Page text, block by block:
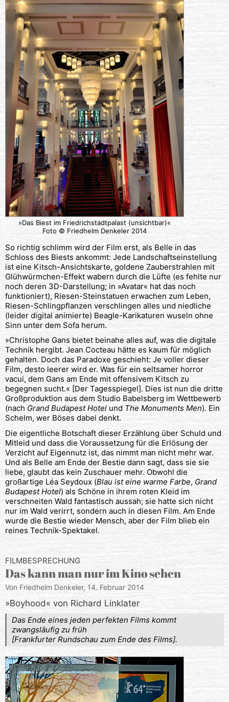
»Das Biest im Friedrichstadtpalast (unsichtbar)«
Foto © Friedhelm Denkeler 2014
So richtig schlimm wird der Film erst, als Belle in das
Schloss des Biests ankommt: Jede Landschaftseinstellung
ist eine Kitsch-Ansichtskarte, goldene Zauberstrahlen mit
Glühwürmchen-Effekt wabern durch die Lüfte (es fehlte nur
noch deren 3D-Darstellung; in »Avatar« hat das noch
funktioniert), Riesen-Steinstatuen erwachen zum Leben,
Riesen-Schlingpflanzen verschlingen alles und niedliche
(leider digital animierte) Beagle-Karikaturen wuseln ohne
Sinn unter dem Sofa herum.
»Christophe Gans bietet beinahe alles auf, was die digitale
Technik hergibt. Jean Cocteau hätte es kaum für möglich
gehalten. Doch das Paradoxe geschieht: Je voller dieser
Film, desto leerer wird er. Was für ein seltsamer horror
vacui, dem Gans am Ende mit offensivem Kitsch zu
begegnen sucht.« [Der Tagesspiegel]. Dies ist nun die dritte
Großproduktion aus dem Studio Babelsberg im Wettbewerb
(nach Grand Budapest Hotel und The Monuments Men). Ein
Schelm, wer Böses dabei denkt.
Die eigentliche Botschaft dieser Erzählung über Schuld und
Mitleid und dass die Voraussetzung für die Erlösung der
Verzicht auf Eigennutz ist, das nimmt man nicht mehr war.
Und als Belle am Ende der Bestie dann sagt, dass sie sie
liebe, glaubt das kein Zuschauer mehr. Obwohl die
großartige Léa Seydoux (Blau ist eine warme Farbe, Grand
Budapest Hotel) als Schöne in ihrem roten Kleid im
verschneiten Wald fantastisch aussah; sie hatte sich nicht
nur im Wald verirrt, sondern auch in diesen Film. Am Ende
wurde die Bestie wieder Mensch, aber der Film blieb ein
reines Technik-Spektakel.
FILMBESPRECHUNG
Das kann man nur im Kino sehen
Von Friedhelm Denkeler, 14. Februar 2014
»Boyhood« von Richard Linklater
Das Ende eines jeden perfekten Films kommt
zwangsläufig zu früh
[Frankfurter Rundschau zum Ende des Films].